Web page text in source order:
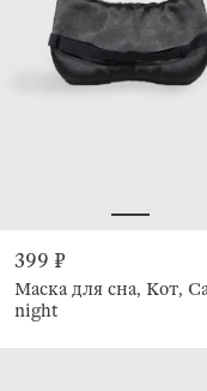
399 ₽
Маска для сна, Кот,
night